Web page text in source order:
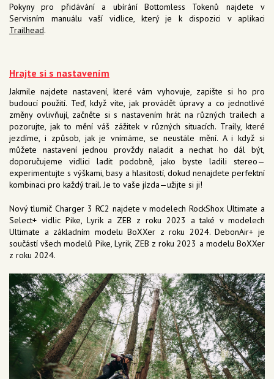
Pokyny pro přidávání a ubírání Bottomless Tokenů najdete v
Servisním manuálu vaší vidlice, který je k dispozici v aplikaci
Trailhead.
Hrajte si s nastavením
Jakmile najdete nastavení, které vám vyhovuje, zapište si ho pro
budoucí použití. Teď, když víte, jak provádět úpravy a co jednotlivé
změny ovlivňují, začněte si s nastavením hrát na různých trailech a
pozorujte, jak to mění váš zážitek v různých situacích. Traily, které
jezdíme, i způsob, jak je vnímáme, se neustále mění. A i když si
můžete nastavení jednou provždy naladit a nechat ho dál být,
doporučujeme vidlici ladit podobně, jako byste ladili stereo—
experimentujte s výškami, basy a hlasitostí, dokud nenajdete perfektní
kombinaci pro každý trail. Je to vaše jízda—užijte si ji!
Nový tlumič Charger 3 RC2 najdete v modelech RockShox Ultimate a
Select+ vidlic Pike, Lyrik a ZEB z roku 2023 a také v modelech
Ultimate a základním modelu BoXXer z roku 2024. DebonAir+ je
součástí všech modelů Pike, Lyrik, ZEB z roku 2023 a modelu BoXXer
z roku 2024.